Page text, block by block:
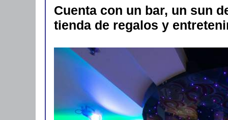
Cuenta con un bar, un sun
tienda de regalos y